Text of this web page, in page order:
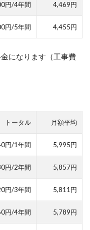
円/4年間 4,469円
円/5年間 4,455円
になります（工事費
トータル 月額平均
円/1年間 5,995円
円/2年間 5,857円
円/3年間 5,811円
円/4年間 5,789円